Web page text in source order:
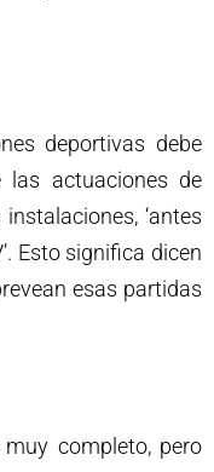
deportivas debe
las actuaciones de
‘antes
Esto significa dicen
esas partidas
completo, pero